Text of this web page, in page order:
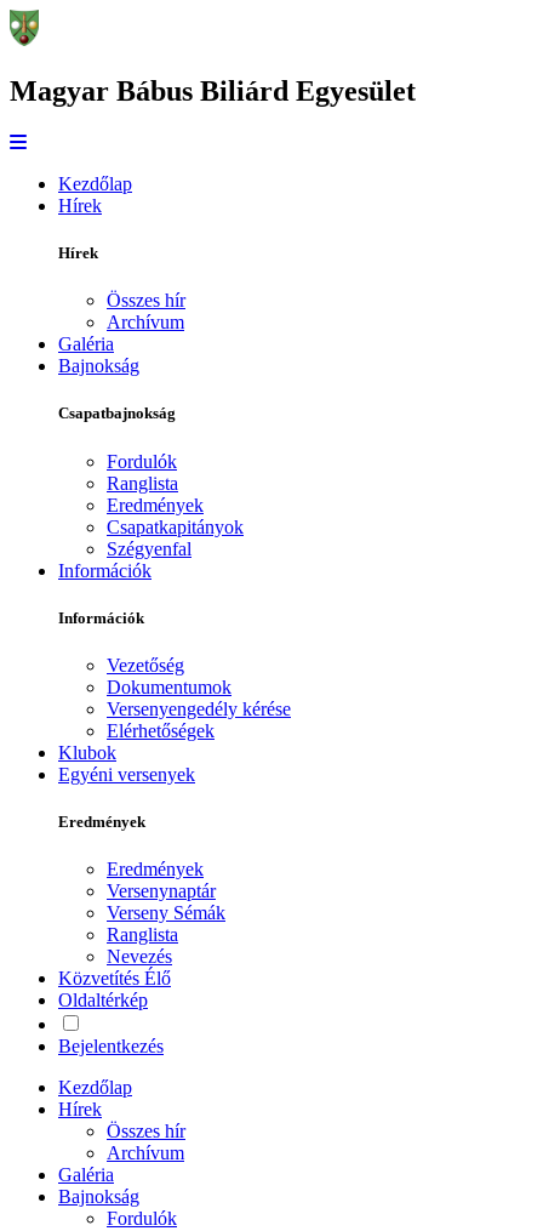
Magyar Bábus Biliárd Egyesület
Kezdőlap
Hírek
Hírek
Összes hír
Archívum
Galéria
Bajnokság
Csapatbajnokság
Fordulók
Ranglista
Eredmények
Csapatkapitányok
Szégyenfal
Információk
Információk
Vezetőség
Dokumentumok
Versenyengedély kérése
Elérhetőségek
Klubok
Egyéni versenyek
Eredmények
Eredmények
Versenynaptár
Verseny Sémák
Ranglista
Nevezés
Közvetítés Élő
Oldaltérkép
Bejelentkezés
Kezdőlap
Hírek
Összes hír
Archívum
Galéria
Bajnokság
Fordulók